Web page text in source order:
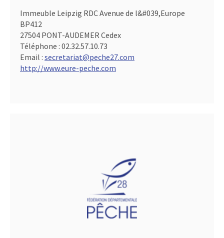
Immeuble Leipzig RDC Avenue de l&#039,Europe
BP412
27504 PONT-AUDEMER Cedex
Téléphone : 02.32.57.10.73
Email : secretariat@peche27.com
http://www.eure-peche.com